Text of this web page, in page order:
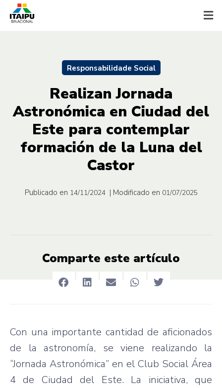
Responsabilidade Social
Realizan Jornada
Astronómica en Ciudad del
Este para contemplar
formación de la Luna del
Castor
Publicado en 14/11/2024 | Modificado en 01/07/2025
Comparte este artículo
Con una importante cantidad de aficionados
de la astronomía, se viene realizando la
“Jornada Astronómica” en el Club Social Área
4 de Ciudad del Este. La iniciativa, que